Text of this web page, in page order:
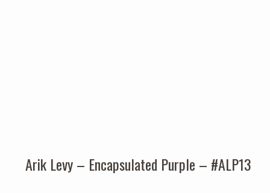
Arik Levy – Encapsulated Purple – #ALP13